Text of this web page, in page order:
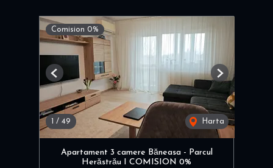
Comision 0%
/ 49 Harta
Previous Next
Apartament 3 camere Băneasa - Parcul
Herăstrău I COMISION 0%